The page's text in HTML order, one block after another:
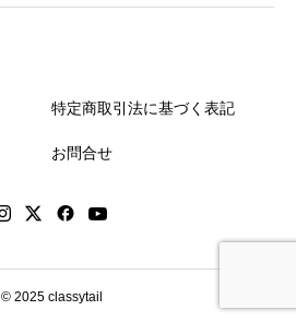
特定商取引法に基づく表記
お問合せ
© 2025 classytail